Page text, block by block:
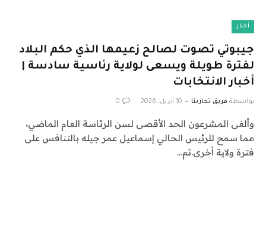
أخبار
جيبوتي تصوت لصالح زعيمها الذي حكم البلاد
لفترة طويلة ويسعى لولاية رئاسية سادسة |
أخبار الانتخابات
بواسطة فريق تجاربنا 10 أبريل، 2026 0
وألغى المشرعون الحد الأقصى لسن الرئاسة العام الماضي،
مما سمح للرئيس الحالي إسماعيل عمر جيله بالتنافس على
فترة ولاية أخرى.تم…